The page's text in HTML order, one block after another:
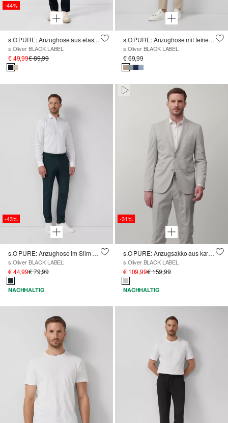
-44%
s.O PURE: Anzughose aus elastischem Leinenmix
s.Oliver BLACK LABEL
€ 49,99€ 89,99
s.O PURE: Anzughose mit feiner Webstruktur
s.Oliver BLACK LABEL
€ 69,99
-43%
s.O PURE: Anzughose im Slim Fit aus meliertem Stretch-Twill
s.Oliver BLACK LABEL
€ 44,99€ 79,99
NACHHALTIG
Paused • Muted
-31%
s.O PURE: Anzugsakko aus kariertem Stretch-Gewebe
s.Oliver BLACK LABEL
€ 109,99€ 159,99
NACHHALTIG